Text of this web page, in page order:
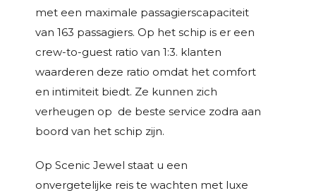
met een maximale passagierscapaciteit
van 163 passagiers. Op het schip is er een
crew-to-guest ratio van 1:3. klanten
waarderen deze ratio omdat het comfort
en intimiteit biedt. Ze kunnen zich
verheugen op de beste service zodra aan
boord van het schip zijn.
Op Scenic Jewel staat u een
onvergetelijke reis te wachten met luxe